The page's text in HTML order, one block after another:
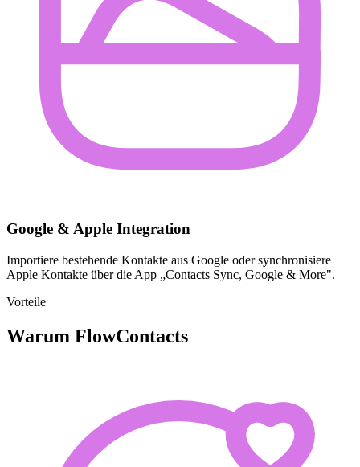
Google & Apple Integration
Importiere bestehende Kontakte aus Google oder synchronisiere
Apple Kontakte über die App „Contacts Sync, Google & More".
Vorteile
Warum FlowContacts